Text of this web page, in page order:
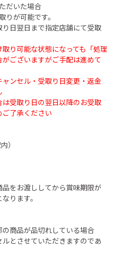
だいた場合
が可能です。
日翌日まで指定店舗にて受取
り可能な状態になっても「処理
ございますがご手配は進めて
ンセル・受取り日変更・返金
受取り日の翌日以降のお受取
了承ください
）
をお渡ししてから賞味期限が
ります。
商品が品切れしている場合
とさせていただきますのであ